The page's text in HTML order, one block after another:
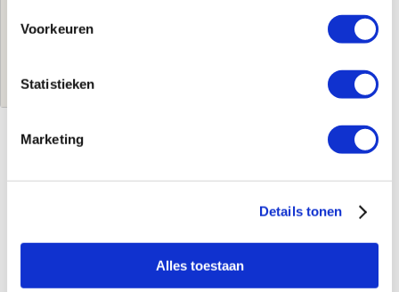
Voorkeuren
Statistieken
Marketing
Details tonen
Alles toestaan
€150,00per stuk
EAN-Code
4024074143506
Expansievat